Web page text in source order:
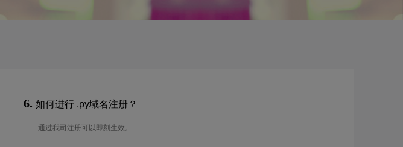
6. 如何进行 .py域名注册？
通过我司注册可以即刻生效。